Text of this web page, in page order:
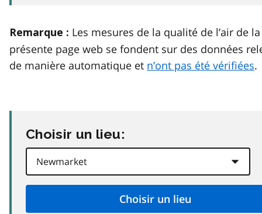
Remarque : Les mesures de la qualité de l’air de la
présente page web se fondent sur des données
de manière automatique et n’ont pas été vérifiées.
Choisir un lieu: